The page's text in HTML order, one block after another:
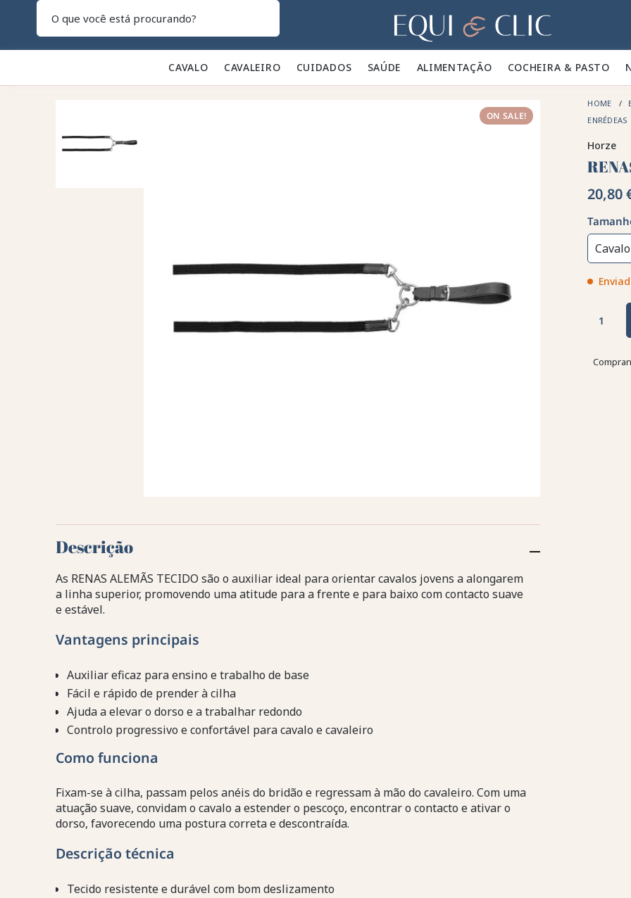
Lar
CAVALO 🐎 CAVALEIRO 👕 CUIDADOS 🪮 SAÚDE ✨ ALIMENTAÇÃO 🥕 COCHEIRA & PASTO 🍃
ON SALE!
HOME
Horze
20,80
Cavalo
Descrição
As RENAS ALEMÃS TECIDO são o auxiliar ideal para orientar cavalos jovens a alongarem
a linha superior, promovendo uma atitude para a frente e para baixo com contacto suave
e estável.
Vantagens principais
Auxiliar eficaz para ensino e trabalho de base
Fácil e rápido de prender à cilha
Ajuda a elevar o dorso e a trabalhar redondo
Controlo progressivo e confortável para cavalo e cavaleiro
Como funciona
Fixam-se à cilha, passam pelos anéis do bridão e regressam à mão do cavaleiro. Com uma
atuação suave, convidam o cavalo a estender o pescoço, encontrar o contacto e ativar o
dorso, favorecendo uma postura correta e descontraída.
Descrição técnica
Tecido resistente e durável com bom deslizamento